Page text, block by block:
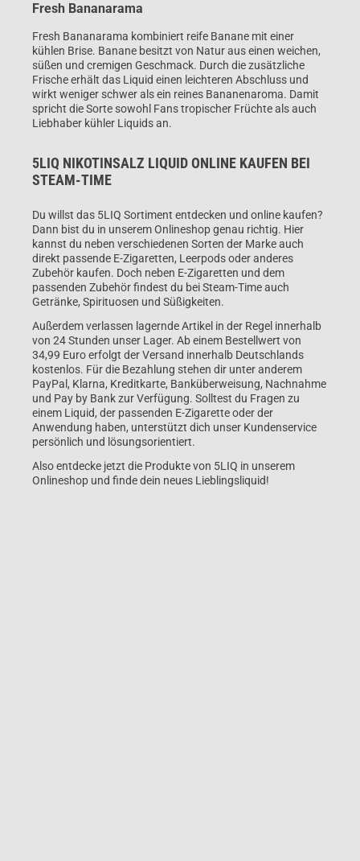
Fresh Bananarama
Fresh Bananarama kombiniert reife Banane mit einer
kühlen Brise. Banane besitzt von Natur aus einen weichen,
süßen und cremigen Geschmack. Durch die zusätzliche
Frische erhält das Liquid einen leichteren Abschluss und
wirkt weniger schwer als ein reines Bananenaroma. Damit
spricht die Sorte sowohl Fans tropischer Früchte als auch
Liebhaber kühler Liquids an.
5LIQ NIKOTINSALZ LIQUID ONLINE KAUFEN BEI
STEAM-TIME
Du willst das 5LIQ Sortiment entdecken und online kaufen?
Dann bist du in unserem Onlineshop genau richtig. Hier
kannst du neben verschiedenen Sorten der Marke auch
direkt passende E-Zigaretten, Leerpods oder anderes
Zubehör kaufen. Doch neben E-Zigaretten und dem
passenden Zubehör findest du bei Steam-Time auch
Getränke, Spirituosen und Süßigkeiten.
Außerdem verlassen lagernde Artikel in der Regel innerhalb
von 24 Stunden unser Lager. Ab einem Bestellwert von
34,99 Euro erfolgt der Versand innerhalb Deutschlands
kostenlos. Für die Bezahlung stehen dir unter anderem
PayPal, Klarna, Kreditkarte, Banküberweisung, Nachnahme
und Pay by Bank zur Verfügung. Solltest du Fragen zu
einem Liquid, der passenden E-Zigarette oder der
Anwendung haben, unterstützt dich unser Kundenservice
persönlich und lösungsorientiert.
Also entdecke jetzt die Produkte von 5LIQ in unserem
Onlineshop und finde dein neues Lieblingsliquid!